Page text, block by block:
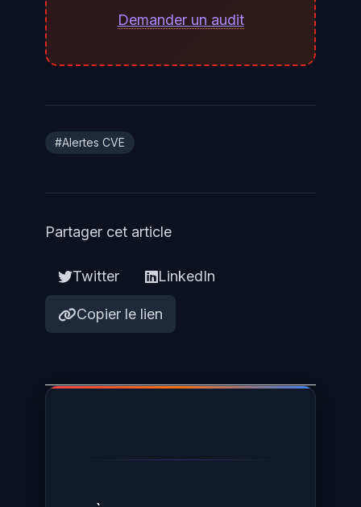
flux RPC/Netlogon aux seuls
légitimes offre une réduction de
Demander un audit
#Alertes CVE
Partager cet article
Twitter LinkedIn
Copier le lien